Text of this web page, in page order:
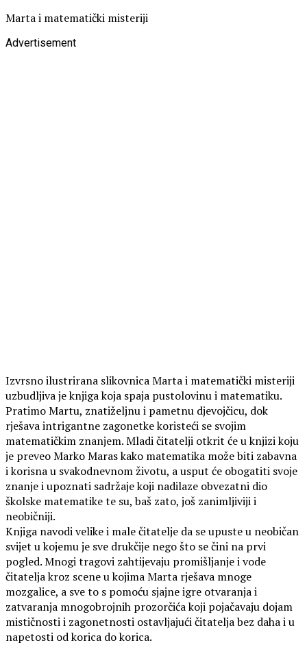
Marta i matematički misteriji
Advertisement
Izvrsno ilustrirana slikovnica Marta i matematički misteriji
uzbudljiva je knjiga koja spaja pustolovinu i matematiku.
Pratimo Martu, znatiželjnu i pametnu djevojčicu, dok
rješava intrigantne zagonetke koristeći se svojim
matematičkim znanjem. Mladi čitatelji otkrit će u knjizi koju
je preveo Marko Maras kako matematika može biti zabavna
i korisna u svakodnevnom životu, a usput će obogatiti svoje
znanje i upoznati sadržaje koji nadilaze obvezatni dio
školske matematike te su, baš zato, još zanimljiviji i
neobičniji.
Knjiga navodi velike i male čitatelje da se upuste u neobičan
svijet u kojemu je sve drukčije nego što se čini na prvi
pogled. Mnogi tragovi zahtijevaju promišljanje i vode
čitatelja kroz scene u kojima Marta rješava mnoge
mozgalice, a sve to s pomoću sjajne igre otvaranja i
zatvaranja mnogobrojnih prozorčića koji pojačavaju dojam
mističnosti i zagonetnosti ostavljajući čitatelja bez daha i u
napetosti od korica do korica.